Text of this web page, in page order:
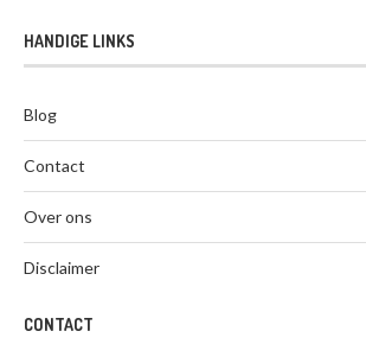
HANDIGE LINKS
Blog
Contact
Over ons
Disclaimer
CONTACT